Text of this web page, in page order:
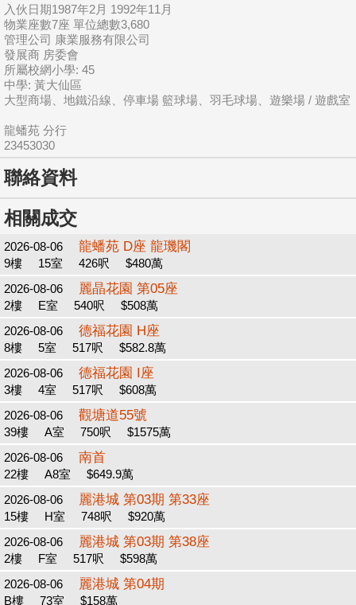
入伙日期1987年2月 1992年11月
物業座數7座 單位總數3,680
管理公司 康業服務有限公司
發展商 房委會
所屬校網小學: 45
中學: 黃大仙區
大型商場、地鐵沿線、停車場 籃球場、羽毛球場、遊樂場 / 遊戲室
龍蟠苑 分行
23453030
聯絡資料
相關成交
2026-08-06 龍蟠苑 D座 龍璣閣
9樓 15室 426呎
$480萬
2026-08-06
麗晶花園 第05座
2樓 E室 540呎
$508萬
2026-08-06
德福花園 H座
8樓 5室 517呎
$582.8萬
2026-08-06
德福花園 I座
3樓 4室 517呎
$608萬
2026-08-06
觀塘道55號
39樓 A室 750呎
$1575萬
2026-08-06
南首
22樓 A8室
$649.9萬
2026-08-06
麗港城 第03期 第33座
15樓 H室 748呎
$920萬
2026-08-06
麗港城 第03期 第38座
2樓 F室 517呎
$598萬
2026-08-06
麗港城 第04期
B樓 73室 $158萬